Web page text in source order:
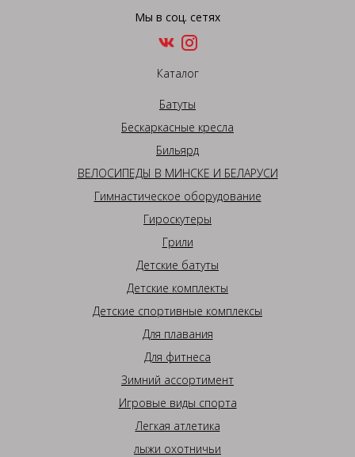
Мы в соц. сетях
Каталог
Батуты
Бескаркасные кресла
Бильярд
ВЕЛОСИПЕДЫ В МИНСКЕ И БЕЛАРУСИ
Гимнастическое оборудование
Гироскутеры
Грили
Детские батуты
Детские комплекты
Детские спортивные комплексы
Для плавания
Для фитнеса
Зимний ассортимент
Игровые виды спорта
Легкая атлетика
лыжи охотничьи